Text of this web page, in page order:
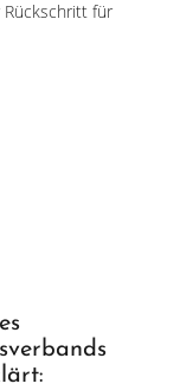
Rückschritt für